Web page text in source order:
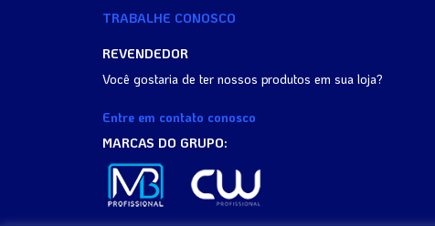
TRABALHE CONOSCO
REVENDEDOR
Você gostaria de ter nossos produtos em sua loja?
Entre em contato conosco
MARCAS DO GRUPO: